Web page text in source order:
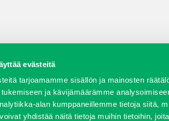
evästeitä
tarjoamamme sisällön ja mainosten
ja kävijämäärämme
alan kumppaneillemme tietoja siitä,
yhdistää näitä tietoja muihin tietoihin,
Huolto ja varaosat Verkkokauppa JT